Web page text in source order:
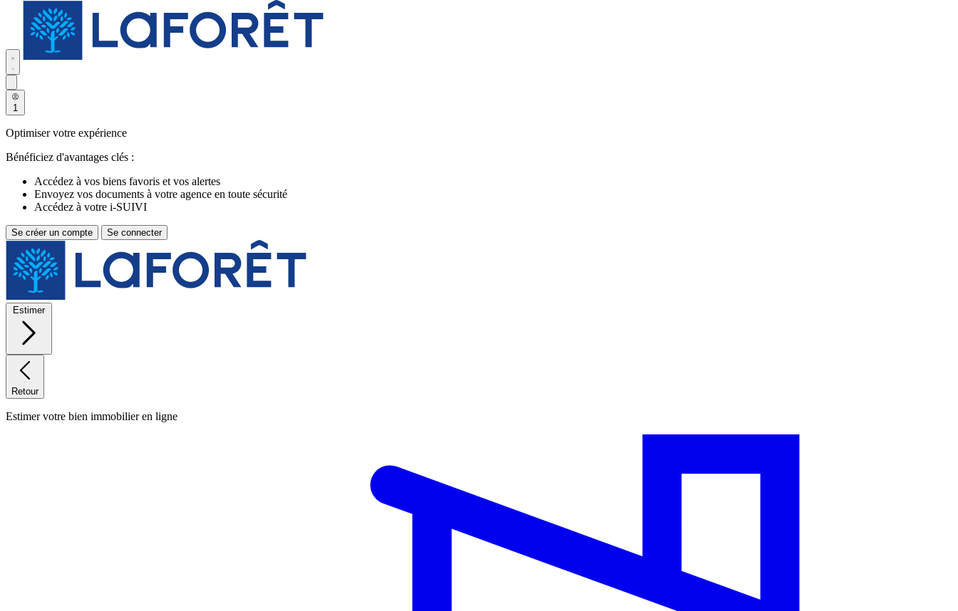
1
Optimiser votre expérience
Bénéficiez d'avantages clés :
Accédez à vos biens favoris et vos alertes
Envoyez vos documents à votre agence en toute sécurité
Accédez à votre i-SUIVI
Se créer un compte Se connecter
Estimer
Retour
Estimer votre bien immobilier en ligne